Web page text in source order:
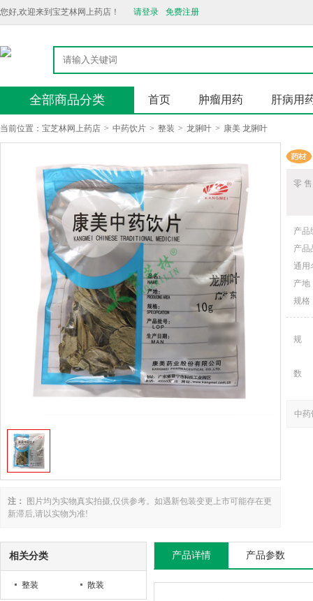
您好,欢迎来到宝芝林网上药店！ 请登录 免费注册
全部商品分类 首页 肿瘤用药 肝病用
当前位置： 宝芝林网上药店 > 中药饮片 > 整装 > 龙脷叶 > 康美 龙脷叶
注：
图片均为实物真实拍摄,仅供参考。如遇新包装变更上市可能存在更
新滞后,请以实物为准!
零
产品
产品
通用
产地
规格
规
数
中药
相关分类
整装 散装
产品详情 产品参数